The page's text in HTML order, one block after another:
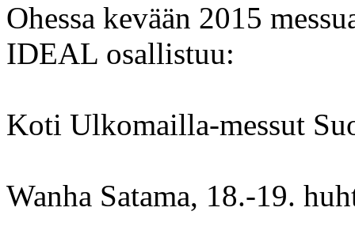
Ohessa kevään 2015
IDEAL osallistuu:
Koti Ulkomailla-messut
Wanha Satama, 18.-19.